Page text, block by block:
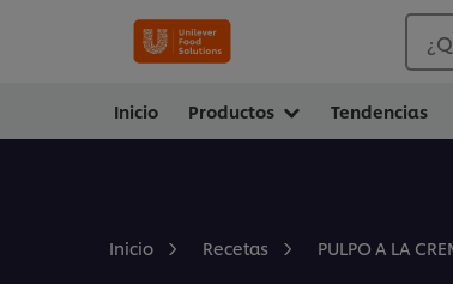
Inicio Productos Tendencias
Inicio Recetas PULPO A LA